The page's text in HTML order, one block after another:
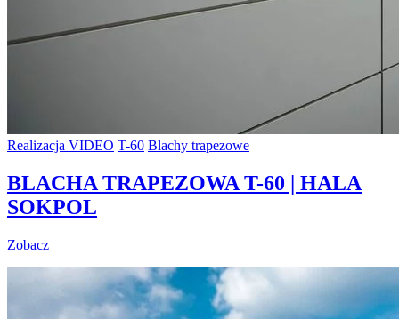
Realizacja VIDEO T-60 Blachy trapezowe
BLACHA TRAPEZOWA T-60 | HALA
SOKPOL
Zobacz